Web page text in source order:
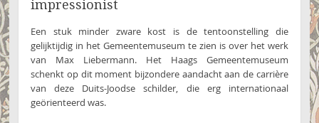
impressionist
Een stuk minder zware kost is de tentoonstelling die
gelijktijdig in het Gemeentemuseum te zien is over het werk
van Max Liebermann. Het Haags Gemeentemuseum
schenkt op dit moment bijzondere aandacht aan de carrière
van deze Duits-Joodse schilder, die erg internationaal
geörienteerd was.